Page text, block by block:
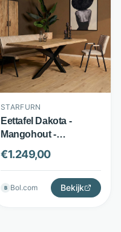
STARFURN
Eettafel Dakota -
Mangohout -
Boomstamblad met
metalen onderstel -
Bruin - Starfurn
€1.249,00
B Bol.com Bekijk